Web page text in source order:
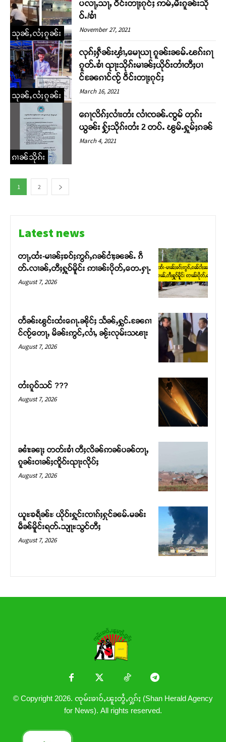
တ်ႇ တူဝ်ႈလုမ်ႈၾႃႉၼၼ်ႉ ၶဝ်ႈႁူမ်ႈၵမ်ႉထႅမ် ၸုမ်းၶၢ
ဝ်ႇၽူႈတွႆႇႁွၵ်ႈ လႆႈယူႇၶႃႈဢေႃႈ။
Donate Now
သုၼ်ႇလႆႈၵူၼ်း
ပလႃႇသႃႇ ဝဵင်းတႃႈၵုင်ႈ ဢမ်ႇမီးၵူၼ်းသို
ဝ်ႉ/ၶၢႆ
November 27, 2021
သုၼ်ႇလႆႈၵူၼ်း
လုၵ်ႈႁဵၼ်းၾၢႆႇမေႃယႃ ၵူၼ်းၼမ်ႉၽၵ်းၵႃ
ၵူတ်ႉၶၢႆ ၺႃးသိုၵ်းမၢၼ်ႈယိုဝ်းတၢႆတီႈပၢ
င်ၼႄၵၢင်ၸႂ် ဝဵင်းတႃႈၵုင်ႈ
March 16, 2021
ၵၢၼ်သိုၵ်း
ၵေႃလိၵ်ႈလၢႆးတႆး လၢႆၸၼ်ႉၸွမ် တုၵ်း
ယွၼ်း ႁႂ်ႈသိုၵ်းတႆး 2 တပ်ႉ ၽွမ်ႉႁူမ်ႈၵၼ်
March 4, 2021
1 2
Latest news
တႃႇထႆး-မၢၼ်ႈၶဝ်ႈဢွၵ်ႇၵၼ်ငၢႆႈၼၼ်ႉ ၵဵ
တ်ႉလၢၼ်ႇတီႈႁူဝ်မိူင်း ဢၢၼ်းပိုတ်ႇတေႉႁႃႉ
August 7, 2026
တႅၼ်းၽွင်းထႆးၵေႃႉၼိုင်ႈ သႅၼ်ႇႁွင်ႉၼႄၵၢ
င်ၸႂ်တေႃႇ မိၼ်းဢွင်ႇလၢႆႇ ၼႂ်းလုမ်းသၽႃး
August 7, 2026
တႆးၵူဝ်သင် ???
August 7, 2026
ၼၢႆးၼႃႈ တတ်းၶၢႆ တီႈလိၼ်ဢၼ်ပၼ်တႃႇ
ၵူၼ်းဝၢၼ်ႈၸိူဝ်းၺႃးလိုပ်ႈ
August 7, 2026
ယူႊၶရဵၼ်ႊ ယိုဝ်းႁူင်းၸၢၵ်ႈႁုင်ၼမ်ႉမၼ်း
မဵၼ်မိူင်းရတ်ႉသျႃႊသွင်တီႈ
August 7, 2026
© Copyright 2026. ၸုမ်းၶၢဝ်ႇၽူႈတွႆႇႁွၵ်ႈ (Shan Herald Agency
for News). All rights reserved.